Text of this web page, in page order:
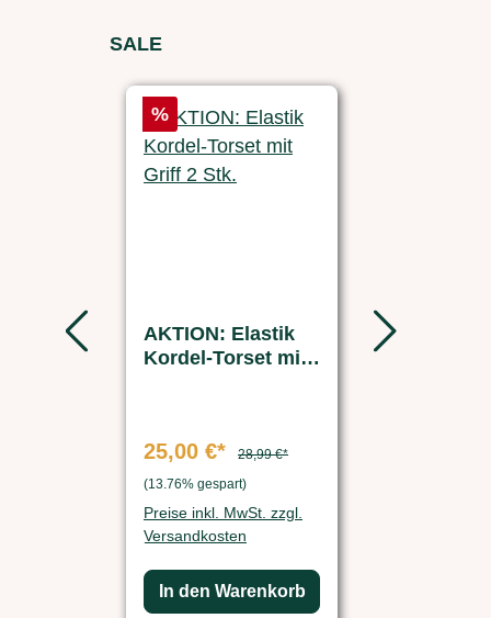
Produktgalerie überspringen
SALE
Rabatt
%
AKTION: Elastik
Kordel-Torset mit
25,00 €*
28,99 €*
(13.76% gespart)
Preise inkl. MwSt. zzgl.
Versandkosten
In den Warenkorb